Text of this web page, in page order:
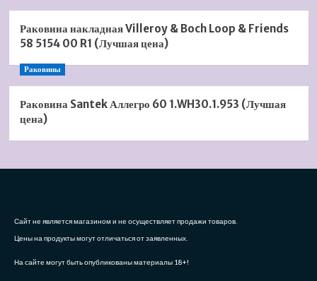
Раковина накладная Villeroy & Boch Loop & Friends
58 5154 00 R1 (Лучшая цена)
Раковины
Раковина Santek Аллегро 60 1.WH30.1.953 (Лучшая
цена)
Сайт не является магазином и не осуществляет продажи товаров.
Цены на продукты могут отличаться от заявленных.
На сайте могут быть опубликованы материалы 18+!